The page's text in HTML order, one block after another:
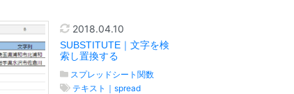
2018.04.10
SUBSTITUTE｜文字を検
索し置換する
スプレッドシート関数
テキスト｜spread